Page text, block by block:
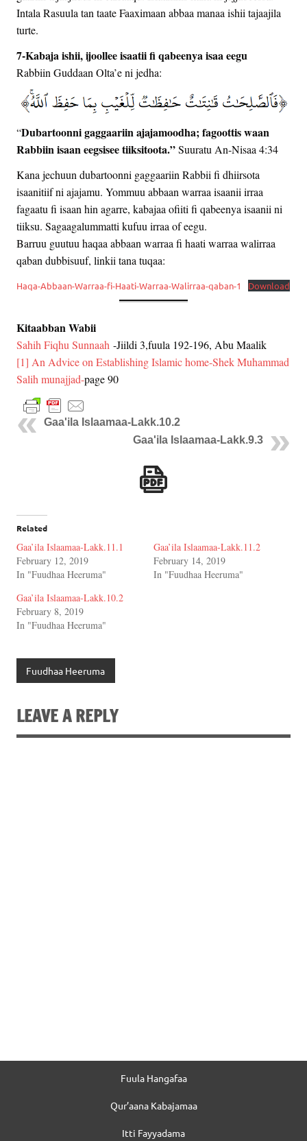
Intala Rasuula tan taate Faaximaan abbaa manaa ishii tajaajila
turte.
7-Kabaja ishii, ijoollee isaatii fi qabeenya isaa eegu
Rabbiin Guddaan Olta’e ni jedha:
“Dubartoonni gaggaariin ajajamoodha; fagoottis waan
Rabbiin isaan eegsisee tiiksitoota.”Suuratu An-Nisaa 4:34
Kana jechuun dubartoonni gaggaariin Rabbii fi dhiirsota
isaanitiif ni ajajamu. Yommuu abbaan warraa isaanii irraa
fagaatu fi isaan hin agarre, kabajaa ofiiti fi qabeenya isaanii ni
tiiksu. Sagaagalummatti kufuu irraa of eegu.
Barruu guutuu haqaa abbaan warraa fi haati warraa walirraa
qaban dubbisuuf, linkii tana tuqaa:
Haqa-Abbaan-Warraa-fi-Haati-Warraa-Walirraa-qaban-1 Download
Kitaabban Wabii
Sahih Fiqhu Sunnaah -Jiildi 3,fuula 192-196, Abu Maalik
[1] An Advice on Establishing Islamic home-Shek Muhammad
Salih munajjad-page 90
Gaa'ila Islaamaa-Lakk.10.2
Gaa'ila Islaamaa-Lakk.9.3
Related
Gaa’ila Islaamaa-Lakk.11.1
February 12, 2019
In "Fuudhaa Heeruma"
Gaa’ila Islaamaa-Lakk.11.2
February 14, 2019
In "Fuudhaa Heeruma"
Gaa’ila Islaamaa-Lakk.10.2
February 8, 2019
In "Fuudhaa Heeruma"
Fuudhaa Heeruma
LEAVE A REPLY
Fuula Hangafaa
Qur’aana Kabajamaa
Itti Fayyadama